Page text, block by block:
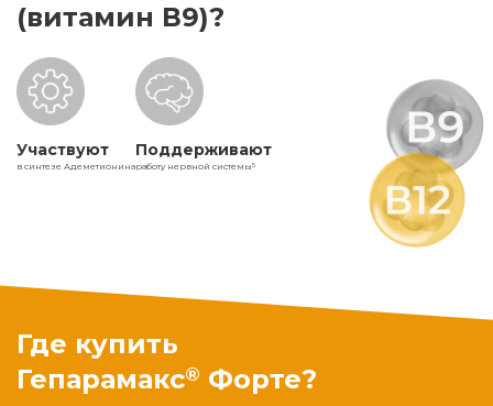
(витамин В9)?
Участвуют
в синтезе Адеметионина
Поддерживают
работу нервной системы5
Где купить
Гепарамакс® Форте?